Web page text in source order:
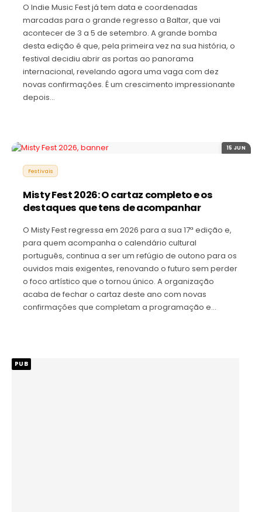
O Indie Music Fest já tem data e coordenadas
marcadas para o grande regresso a Baltar, que vai
acontecer de 3 a 5 de setembro. A grande bomba
desta edição é que, pela primeira vez na sua história, o
festival decidiu abrir as portas ao panorama
internacional, revelando agora uma vaga com dez
novas confirmações. É um crescimento impressionante
depois…
15 JUN
Festivais
Misty Fest 2026: O cartaz completo e os
destaques que tens de acompanhar
O Misty Fest regressa em 2026 para a sua 17ª edição e,
para quem acompanha o calendário cultural
português, continua a ser um refúgio de outono para os
ouvidos mais exigentes, renovando o futuro sem perder
o foco artístico que o tornou único. A organização
acaba de fechar o cartaz deste ano com novas
confirmações que completam a programação e…
PUB